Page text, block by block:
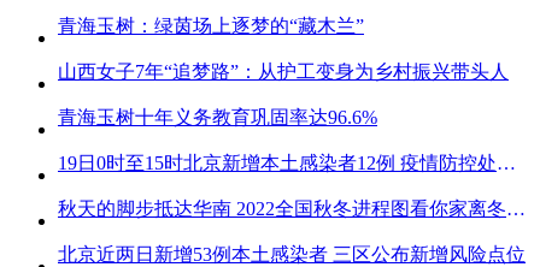
青海玉树：绿茵场上逐梦的“藏木兰”
山西女子7年“追梦路”：从护工变身为乡村振兴带头人
青海玉树十年义务教育巩固率达96.6%
19日0时至15时北京新增本土感染者12例 疫情防控处关键时刻
秋天的脚步抵达华南 2022全国秋冬进程图看你家离冬天有多远
北京近两日新增53例本土感染者 三区公布新增风险点位